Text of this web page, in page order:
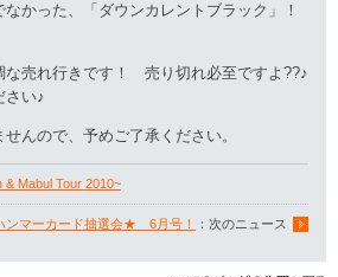
かった、「ダウンカレントブラック」！
な売れ行きです！ 売り切れ必至ですよ??♪
さい♪
んので、予めご了承ください。
& Mabul Tour 2010~
ンマーカード抽選会★ 6月号！ ：次のニュース